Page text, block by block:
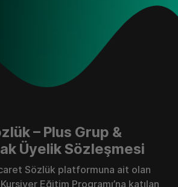
– Plus Grup &
Üyelik Sözleşmesi
Sözlük platformuna ait olan
Eğitim Programı’na katılan